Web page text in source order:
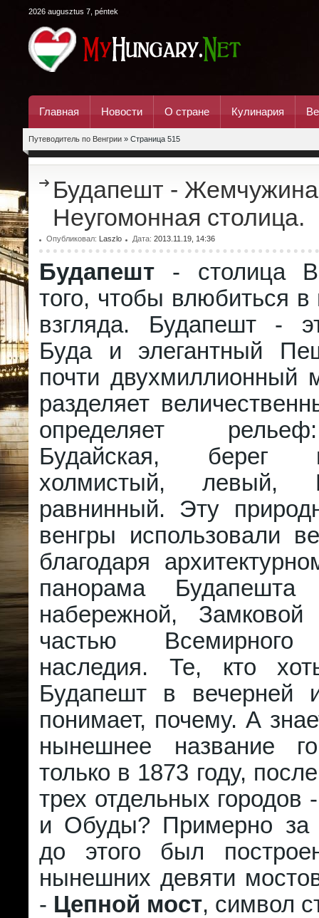
2026 augusztus 7, péntek
Главная Новости О стране Кулинария
Путеводитель по Венгрии » Страница 515
Будапешт -
Неугомонная столица.
Опубликовал: Laszlo Дата: 2013.11.19, 14:36
Будапешт - столица
того, чтобы влюбиться в
взгляда. Будапешт -
Буда и элегантный
почти двухмиллионный
разделяет
определяет
Будайская, берег
холмистый, левый,
равнинный. Эту
венгры использовали
благодаря
панорама
набережной,
частью Всемирного
наследия. Те, кто
Будапешт в вечерней
понимает, почему. А
нынешнее название
только в 1873 году,
трех отдельных
и Обуды? Примерно за
до этого был
нынешних девяти
- Цепной мост, символ